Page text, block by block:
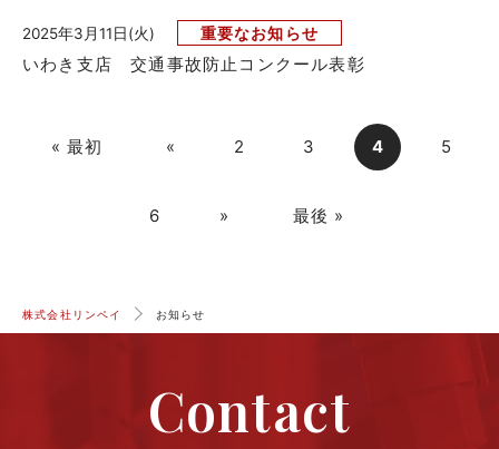
2025年3月11日(火) 重要なお知らせ
いわき支店 交通事故防止コンクール表彰
« 最初 « 2 3 4 5
6 » 最後 »
株式会社リンペイ お知らせ
Contact